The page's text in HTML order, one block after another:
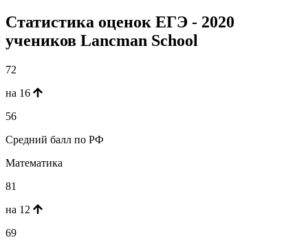
Статистика оценок ЕГЭ - 2020
учеников Lancman School
72
на 16
56
Средний балл по РФ
Математика
81
на 12
69